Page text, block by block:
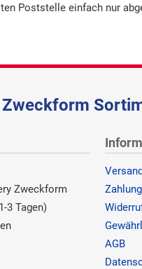
Poststelle einfach nur
Zweckform
3 Tagen)
Zahlung
AGB